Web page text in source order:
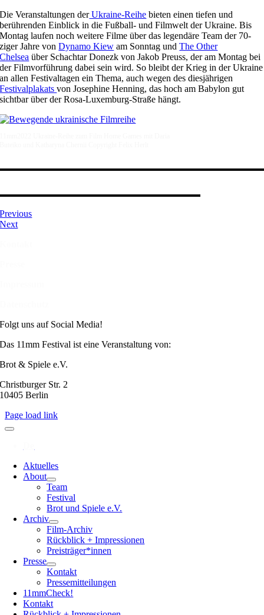
Die Veranstaltungen derUkraine-Reihe bieten einen tiefen und
berührenden Einblick in die Fußball- und Filmwelt der Ukraine. Bis
Montag laufen noch weitere Filme über das legendäre Team der 70-
ziger Jahre vonDynamo Kiew am Sonntag undThe Other
Chelsea über Schachtar Donezk von Jakob Preuss, der am Montag bei
der Filmvorführung dabei sein wird. So bleibt der Krieg in der Ukraine
an allen Festivaltagen ein Thema, auch wegen des diesjährigen
Festivalplakatsvon Josephine Henning, das hoch am Babylon gut
sichtbar über der Rosa-Luxemburg-Straße hängt.
Previous
Next
Folgt uns auf Social Media!
Das 11mm Festival ist eine Veranstaltung von:
Brot & Spiele e.V.
Christburger Str. 2
10405 Berlin
Page load link
Aktuelles
About
Team
Festival
Brot und Spiele e.V.
Archiv
Film-Archiv
Rückblick + Impressionen
Preisträger*innen
Presse
Kontakt
Pressemitteilungen
11mmCheck!
Kontakt